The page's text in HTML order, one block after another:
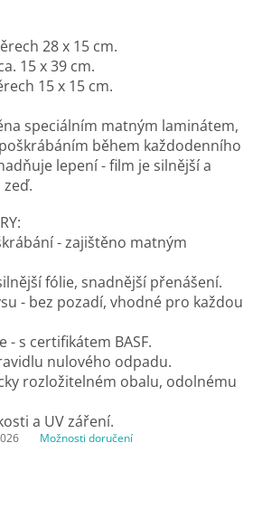
Možnosti doručení
28 x 15 cm.
15 x 39 cm.
15 x 15 cm.
speciálním matným laminátem,
během každodenního
lepení - film je silnější a
- zajištěno matným
fólie, snadnější přenášení.
- bez pozadí, vhodné pro každou
- s certifikátem BASF.
nulového odpadu.
rozložitelném obalu, odolnému
a UV záření.